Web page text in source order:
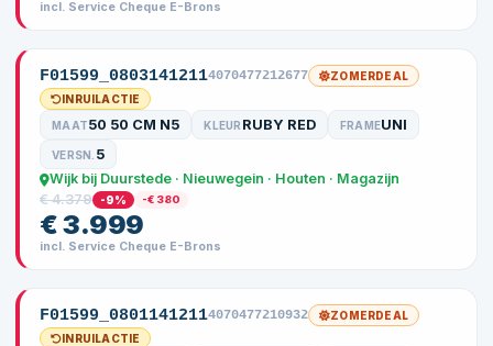
incl. Service Cheque E-Brons
F01599_08031412114070477212677
ZOMERDEAL
INRUILACTIE
MAAT50 50 CM N5 KLEUR RUBY RED FRAMEUNI
VERSN. 5
Wijk bij Duurstede · Nieuwegein · Houten · Magazijn
€ 4.379
-9% -€ 380
€ 3.999
incl. Service Cheque E-Brons
F01599_08011412114070477210932
ZOMERDEAL
INRUILACTIE